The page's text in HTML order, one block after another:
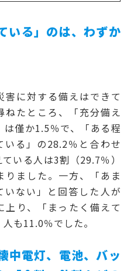
いる」のは、わずか
に対する備えはできて
たところ、
「充分備え
は僅か1.5％で、「ある程
いる」の28.2％と合わせ
いる人は3割（29.7％）
りました。一方、「あま
いない」と回答した人が
上り、「まったく備えて
も11.0％でした。
中電灯、電池、バッ